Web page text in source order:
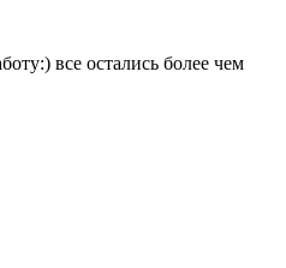
все остались более чем